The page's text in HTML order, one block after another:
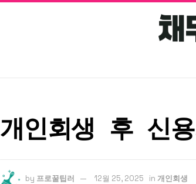
개인회생 후 신
by 프로꿀팁러 12월 25, 2025 in 개인회생